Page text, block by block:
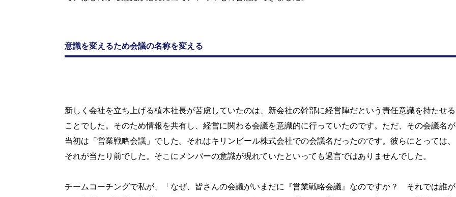
意識を変えるため会議の名称を変える
新しく会社を立ち上げる植木社長が苦慮していたのは、新会社の幹部に経営陣だという責任意識を持たせる
ことでした。そのため情報を共有し、経営に関わる会議を意識的に行っていたのです。ただ、その会議名が
当初は「営業戦略会議」でした。それはキリンビール株式会社での会議名だったのです。彼らにとっては、
それが当たり前でした。そこにメンバーの意識が現れていたといっても過言ではありませんでした。
チームコーチングで私が、「なぜ、皆さんの会議がいまだに『営業戦略会議』なのですか？ それでは誰が